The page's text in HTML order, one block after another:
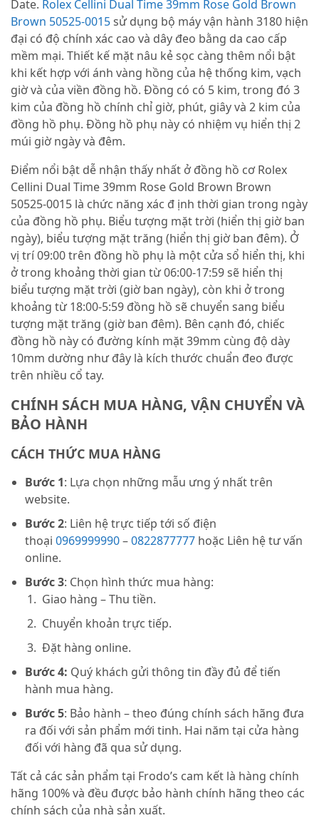
Date. Rolex Cellini Dual Time 39mm Rose Gold Brown
Brown 50525-0015sử dụng bộ máy vận hành 3180 hiện
đại có độ chính xác cao và dây đeo bằng da cao cấp
mềm mại. Thiết kế mặt nâu kẻ sọc càng thêm nổi bật
khi kết hợp với ánh vàng hồng của hệ thống kim, vạch
giờ và của viền đồng hồ. Đồng có có 5 kim, trong đó 3
kim của đồng hồ chính chỉ giờ, phút, giây và 2 kim của
đồng hồ phụ. Đồng hồ phụ này có nhiệm vụ hiển thị 2
múi giờ ngày và đêm.
Điểm nổi bật dễ nhận thấy nhất ở đồng hồ cơ Rolex
Cellini Dual Time 39mm Rose Gold Brown Brown
50525-0015 là chức năng xác đ ịnh thời gian trong ngày
của đồng hồ phụ. Biểu tượng mặt trời (hiển thị giờ ban
ngày), biểu tượng mặt trăng (hiển thị giờ ban đêm). Ở
vị trí 09:00 trên đồng hồ phụ là một cửa sổ hiển thị, khi
ở trong khoảng thời gian từ 06:00-17:59 sẽ hiển thị
biểu tượng mặt trời (giờ ban ngày), còn khi ở trong
khoảng từ 18:00-5:59 đồng hồ sẽ chuyển sang biểu
tượng mặt trăng (giờ ban đêm). Bên cạnh đó, chiếc
đồng hồ này có đường kính mặt 39mm cùng độ dày
10mm dường như đây là kích thước chuẩn đeo được
trên nhiều cổ tay.
CHÍNH SÁCH MUA HÀNG, VẬN CHUYỂN VÀ
BẢO HÀNH
CÁCH THỨC MUA HÀNG
Bước 1: Lựa chọn những mẫu ưng ý nhất trên
website.
Bước 2: Liên hệ trực tiếp tới số điện
thoại 0969999990–0822877777 hoặc Liên hệ tư vấn
online.
Bước 3: Chọn hình thức mua hàng:
Giao hàng – Thu tiền.
Chuyển khoản trực tiếp.
Đặt hàng online.
Bước 4: Quý khách gửi thông tin đầy đủ để tiến
hành mua hàng.
Bước 5: Bảo hành – theo đúng chính sách hãng đưa
ra đối với sản phẩm mới tinh. Hai năm tại cửa hàng
đối với hàng đã qua sử dụng.
Tất cả các sản phẩm tại Frodo’s cam kết là hàng chính
hãng 100% và đều được bảo hành chính hãng theo các
chính sách của nhà sản xuất.